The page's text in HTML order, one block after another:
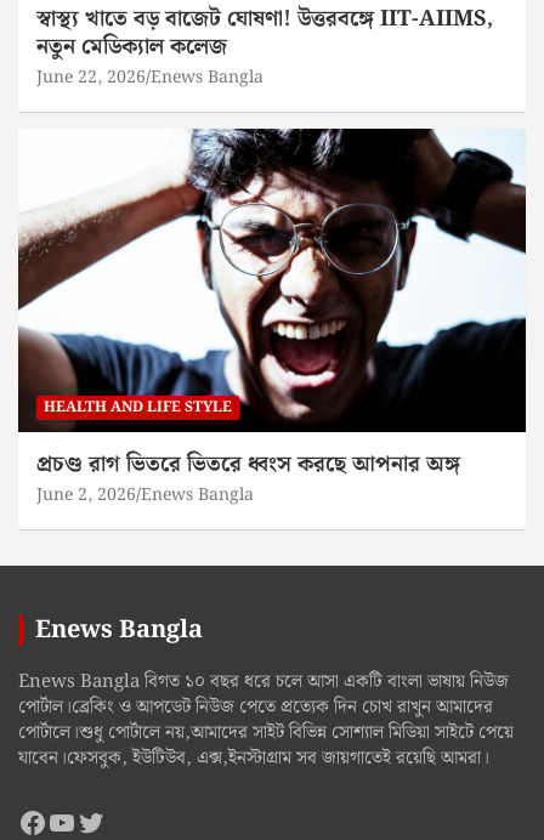
স্বাস্থ্য খাতে বড় বাজেট ঘোষণা! উত্তরবঙ্গে IIT-AIIMS,
নতুন মেডিক্যাল কলেজ
June 22, 2026 Enews Bangla
HEALTH AND LIFE STYLE
প্রচণ্ড রাগ ভিতরে ভিতরে ধ্বংস করছে আপনার অঙ্গ
June 2, 2026 Enews Bangla
Enews Bangla
Enews Bangla বিগত ১০ বছর ধরে চলে আসা একটি বাংলা ভাষায় নিউজ
পোর্টাল।ব্রেকিং ও আপডেট নিউজ পেতে প্রত্যেক দিন চোখ রাখুন আমাদের
পোর্টালে।শুধু পোর্টালে নয়,আমাদের সাইট বিভিন্ন সোশ্যাল মিডিয়া সাইটে পেয়ে
যাবেন।ফেসবুক, ইউটিউব, এক্স,ইনস্টাগ্রাম সব জায়গাতেই রয়েছি আমরা।
Facebook
YouTube
Twitter